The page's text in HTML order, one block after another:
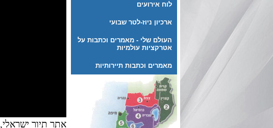
לוח אירועים
ארכיון ניוז-לטר שבועי
העולם שלי - מאמרים וכתבות על
אטרקציות עולמיות
מאמרים וכתבות תיירותיות
אתר תיור ישראלי,